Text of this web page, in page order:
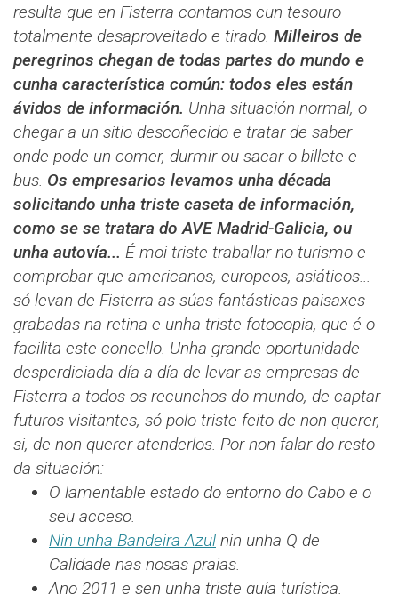
resulta que en Fisterra contamos cun tesouro
totalmente desaproveitado e tirado. Milleiros de
peregrinos chegan de todas partes do mundo e
cunha característica común: todos eles están
ávidos de información. Unha situación normal, o
chegar a un sitio descoñecido e tratar de saber
onde pode un comer, durmir ou sacar o billete e
bus. Os empresarios levamos unha década
solicitando unha triste caseta de información,
como se se tratara do AVE Madrid-Galicia, ou
unha autovía... É moi triste traballar no turismo e
comprobar que americanos, europeos, asiáticos...
só levan de Fisterra as súas fantásticas paisaxes
grabadas na retina e unha triste fotocopia, que é o
facilita este concello. Unha grande oportunidade
desperdiciada día a día de levar as empresas de
Fisterra a todos os recunchos do mundo, de captar
futuros visitantes, só polo triste feito de non querer,
si, de non querer atenderlos. Por non falar do resto
da situación:
O lamentable estado do entorno do Cabo e o
seu acceso.
Nin unha Bandeira Azul nin unha Q de
Calidade nas nosas praias.
Ano 2011 e sen unha triste guía turística.